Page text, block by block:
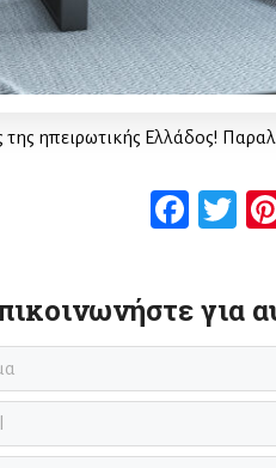
ηπειρωτικής Ελλάδος!
για